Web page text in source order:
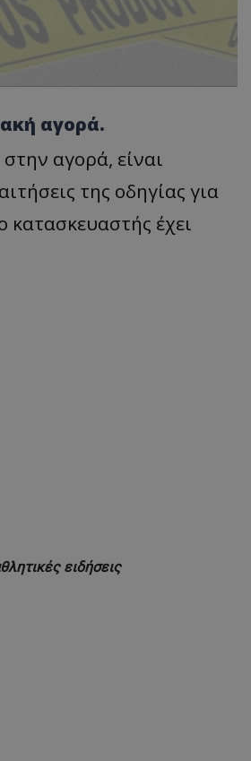
αγορά.
αγορά, είναι
της οδηγίας για
κατασκευαστής έχει
ειδήσεις